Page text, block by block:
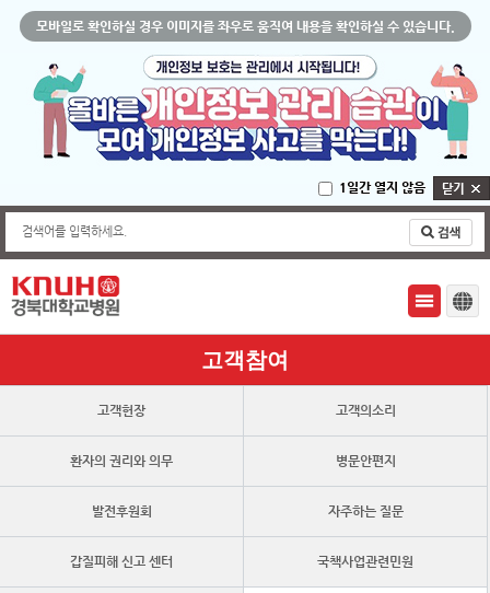
모바일로 확인하실 경우 이미지를 좌우로 움직여 내용을 확인하실 수 있습니다.
1일간 열지 않음
검색어를 입력하세요.
고객참여
고객헌장 고객의소리
환자의 권리와 의무 병문안편지
발전후원회 자주하는 질문
갑질피해 신고 센터 국책사업관련민원